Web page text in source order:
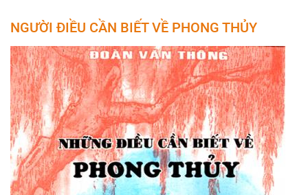
NGƯỜI ĐIỀU CẦN BIẾT VỀ PHONG THỦY